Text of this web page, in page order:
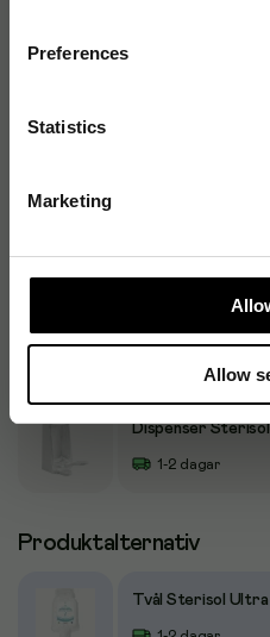
Preferences
Statistics
Marketing
Allow
Dispenser
1-2 dagar
Dispenser
1-2 dagar
Produktalternativ
Tvål Sterisol